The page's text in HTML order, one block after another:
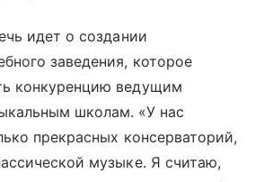
идет о создании
заведения, которое
конкуренцию ведущим
школам. «У нас
прекрасных консерваторий,
музыке. Я считаю,